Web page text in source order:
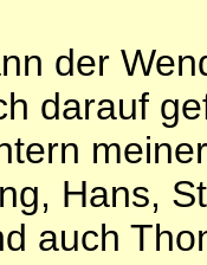
der
darauf
Hans,
auch